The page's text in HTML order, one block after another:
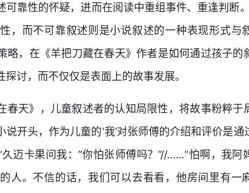
可靠性的怀疑，进而在阅读中重组事件、重逢判断
，而不可靠叙述则是小说叙述的一种表现形式与
略，在《羊把刀藏在春天》作者是如何通过孩子的
讨，而不仅仅是表面上的故事发展。
春天》，儿童叙述者的认知局限性，将故事粉粹于
开头，作为儿童的‘我’对张师傅的介绍和评价是通
迈卡果问我：“你怕张师傅吗？”//……“怕啊，我阿
人。不信的话，我们可以去看看，他房间里有一